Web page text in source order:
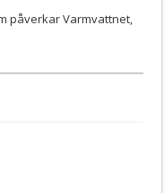
påverkar Varmvattnet,